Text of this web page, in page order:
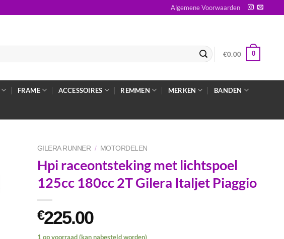
Algemene Voorwaarden
€0.00 0
FRAME ACCESSOIRES REMMEN MERKEN BANDEN
GILERA RUNNER / MOTORDELEN
Hpi raceontsteking met lichtspoel
125cc 180cc 2T Gilera Italjet Piaggio
€225.00
1 op voorraad (kan nabesteld worden)